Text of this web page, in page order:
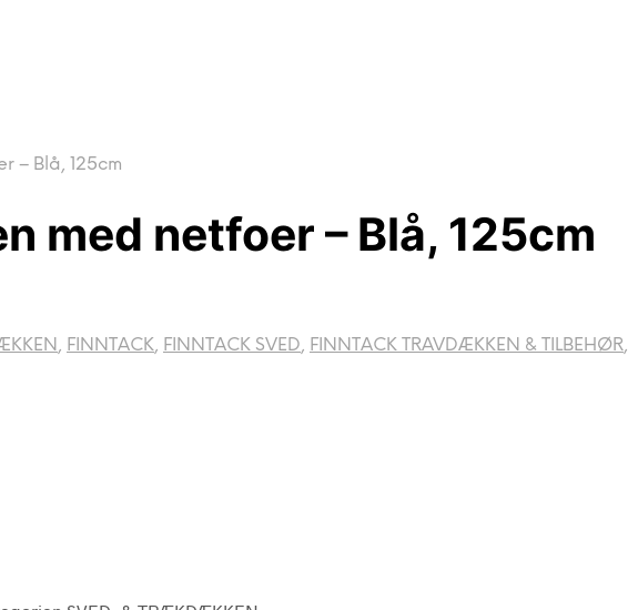
– Blå, 125cm
med netfoer – Blå, 125cm
, FINNTACK, FINNTACK SVED, FINNTACK TRAVDÆKKEN & TILBEHØR,